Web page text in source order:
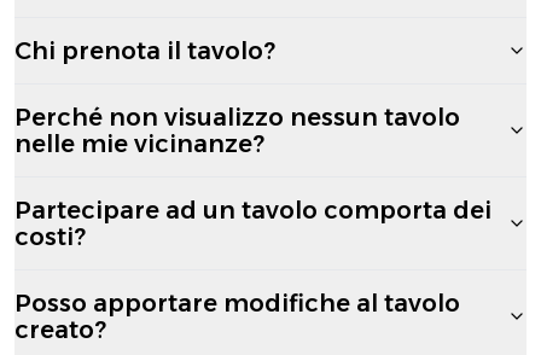
Chi prenota il tavolo?
Perché non visualizzo nessun tavolo
nelle mie vicinanze?
Partecipare ad un tavolo comporta dei
costi?
Posso apportare modifiche al tavolo
creato?